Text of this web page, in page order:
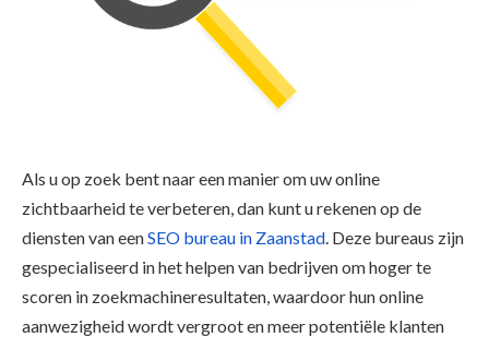
Als u op zoek bent naar een manier om uw online
zichtbaarheid te verbeteren, dan kunt u rekenen op de
diensten van eenSEO bureau in Zaanstad . Deze bureaus zijn
gespecialiseerd in het helpen van bedrijven om hoger te
scoren in zoekmachineresultaten, waardoor hun online
aanwezigheid wordt vergroot en meer potentiële klanten